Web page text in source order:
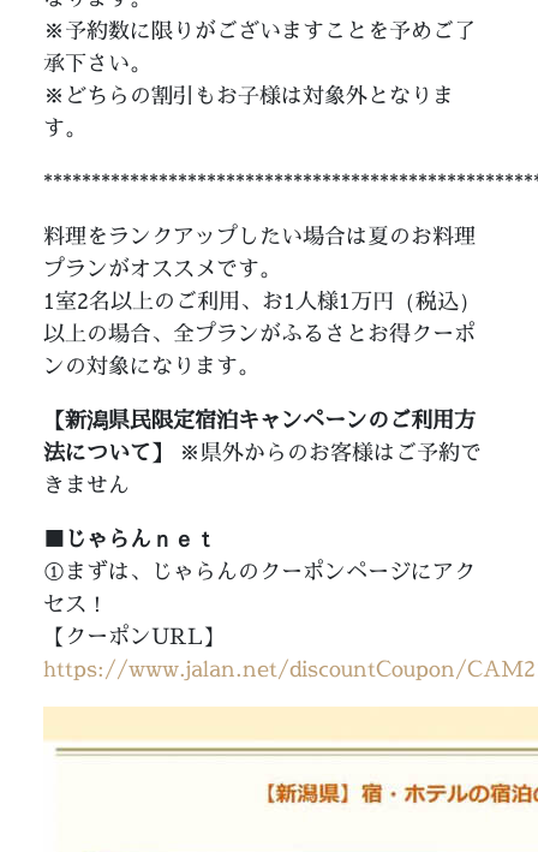
※予約数に限りがございますことを予めご了
承下さい。
※どちらの割引もお子様は対象外となりま
す。
料理をランクアップしたい場合は夏のお料理
プランがオススメです。
1室2名以上のご利用、お1人様1万円（税込）
以上の場合、全プランがふるさとお得クーポ
ンの対象になります。
【新潟県民限定宿泊キャンペーンのご利用方
法について】
※県外からのお客様はご予約で
きません
■じゃらんｎｅｔ
①まずは、じゃらんのクーポンページにアク
セス！
【クーポンURL】
https://www.jalan.net/discountCoupon/